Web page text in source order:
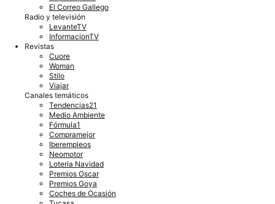
El Correo Gallego
Radio y televisión
LevanteTV
InformacionTV
Revistas
Cuore
Woman
Stilo
Viajar
Canales temáticos
Tendencias21
Medio Ambiente
Fórmula1
Compramejor
Iberempleos
Neomotor
Loteria Navidad
Premios Oscar
Premios Goya
Coches de Ocasión